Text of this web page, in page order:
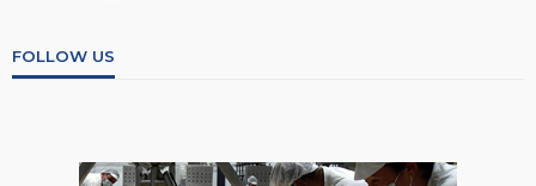
FOLLOW US